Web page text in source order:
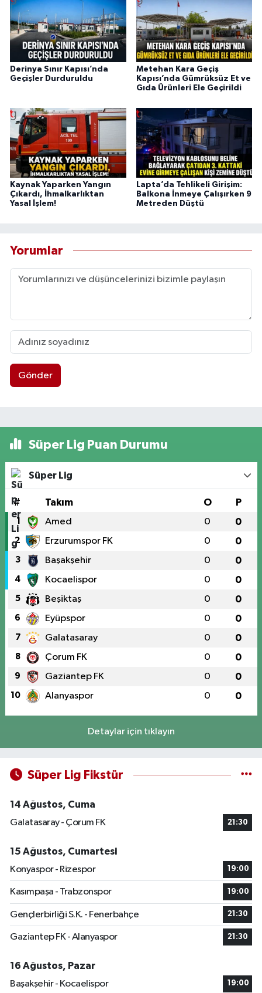
Derinya Sınır Kapısı’nda
Geçişler Durduruldu
Metehan Kara Geçiş
Kapısı’nda Gümrüksüz Et ve
Gıda Ürünleri Ele Geçirildi
Kaynak Yaparken Yangın
Çıkardı, İhmalkarlıktan
Yasal İşlem!
Lapta’da Tehlikeli Girişim:
Balkona İnmeye Çalışırken 9
Metreden Düştü
Yorumlar
Gönder
Süper Lig Puan Durumu
Süper Lig
# Takım O P
1 Amed 0 0
2 Erzurumspor FK 0 0
3 Başakşehir 0 0
4 Kocaelispor 0 0
5 Beşiktaş 0 0
6 Eyüpspor 0 0
7 Galatasaray 0 0
8 Çorum FK 0 0
9 Gaziantep FK 0 0
10 Alanyaspor 0 0
Detaylar için tıklayın
Süper Lig Fikstür
14 Ağustos, Cuma
Galatasaray - Çorum FK
21:30
15 Ağustos, Cumartesi
Konyaspor - Rizespor
19:00
Kasımpaşa - Trabzonspor 19:00
Gençlerbirliği S.K. - Fenerbahçe 21:30
Gaziantep FK - Alanyaspor 21:30
16 Ağustos, Pazar
Başakşehir - Kocaelispor
19:00